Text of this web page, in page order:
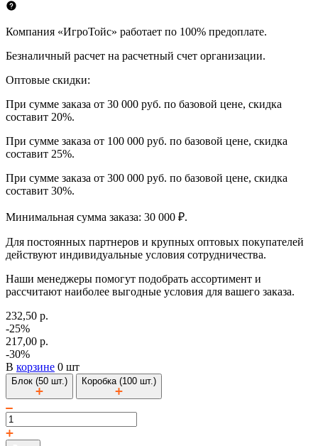
Компания «ИгроТойс» работает по 100% предоплате.
Безналичный расчет на расчетный счет организации.
Оптовые скидки:
При сумме заказа от 30 000 руб. по базовой цене, скидка
составит 20%.
При сумме заказа от 100 000 руб. по базовой цене, скидка
составит 25%.
При сумме заказа от 300 000 руб. по базовой цене, скидка
составит 30%.
Минимальная сумма заказа: 30 000 ₽.
Для постоянных партнеров и крупных оптовых покупателей
действуют индивидуальные условия сотрудничества.
Наши менеджеры помогут подобрать ассортимент и
рассчитают наиболее выгодные условия для вашего заказа.
232,50 р.
-25%
217,00 р.
-30%
В корзине 0 шт
Блок (50 шт.) Коробка (100 шт.)